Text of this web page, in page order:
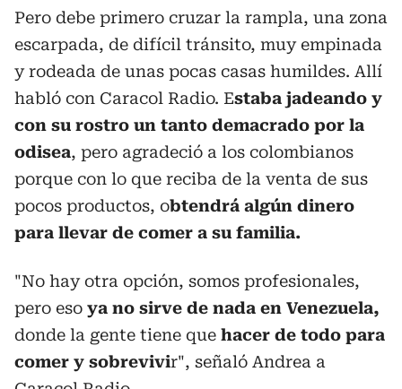
Pero debe primero cruzar la rampla, una zona
escarpada, de difícil tránsito, muy empinada
y rodeada de unas pocas casas humildes. Allí
habló con Caracol Radio. Estaba jadeando y
con su rostro un tanto demacrado por la
odisea, pero agradeció a los colombianos
porque con lo que reciba de la venta de sus
pocos productos, obtendrá algún dinero
para llevar de comer a su familia.
"No hay otra opción, somos profesionales,
pero eso ya no sirve de nada en Venezuela,
donde la gente tiene que hacer de todo para
comer y sobrevivir", señaló Andrea a